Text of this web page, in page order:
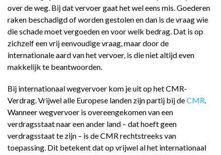
over de weg. Bij dat vervoer gaat het wel eens mis. Goederen
raken beschadigd of worden gestolen en dan is de vraag wie
die schade moet vergoeden en voor welk bedrag. Dat is op
zichzelf een vrij eenvoudige vraag, maar door de
internationale aard van het vervoer, is die niet altijd even
makkelijk te beantwoorden.
Bij internationaal wegvervoer kom je uit op het CMR-
Verdrag. Vrijwel alle Europese landen zijn partij bij deCMR.
Wanneer wegvervoer is overeengekomen van een
verdragsstaat naar een ander land – dat hoeft geen
verdragsstaat te zijn – is de CMR rechtstreeks van
toepassing. Dit betekent dat op vrijwel al het internationaal